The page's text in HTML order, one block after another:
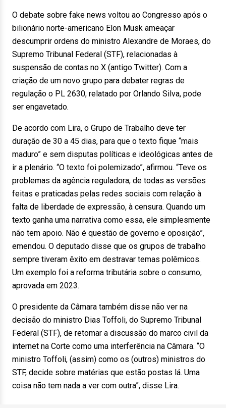
O debate sobre fake news voltou ao Congresso após o
bilionário norte-americano Elon Musk ameaçar
descumprir ordens do ministro Alexandre de Moraes, do
Supremo Tribunal Federal (STF), relacionadas à
suspensão de contas no X (antigo Twitter). Com a
criação de um novo grupo para debater regras de
regulação o PL 2630, relatado por Orlando Silva, pode
ser engavetado.
De acordo com Lira, o Grupo de Trabalho deve ter
duração de 30 a 45 dias, para que o texto fique “mais
maduro” e sem disputas políticas e ideológicas antes de
ir a plenário. “O texto foi polemizado”, afirmou. “Teve os
problemas da agência reguladora, de todas as versões
feitas e praticadas pelas redes sociais com relação à
falta de liberdade de expressão, à censura. Quando um
texto ganha uma narrativa como essa, ele simplesmente
não tem apoio. Não é questão de governo e oposição”,
emendou. O deputado disse que os grupos de trabalho
sempre tiveram êxito em destravar temas polêmicos.
Um exemplo foi a reforma tributária sobre o consumo,
aprovada em 2023.
O presidente da Câmara também disse não ver na
decisão do ministro Dias Toffoli, do Supremo Tribunal
Federal (STF), de retomar a discussão do marco civil da
internet na Corte como uma interferência na Câmara. “O
ministro Toffoli, (assim) como os (outros) ministros do
STF, decide sobre matérias que estão postas lá. Uma
coisa não tem nada a ver com outra”, disse Lira.